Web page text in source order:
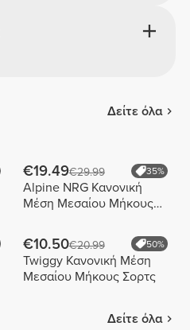
Δείτε όλα
€19.49€29.99 35%
Alpine NRG Κανονική
Μέση Μεσαίου Μήκους
€10.50€20.99 50%
Twiggy Κανονική Μέση
Μεσαίου Μήκους Σορτς
Δείτε όλα